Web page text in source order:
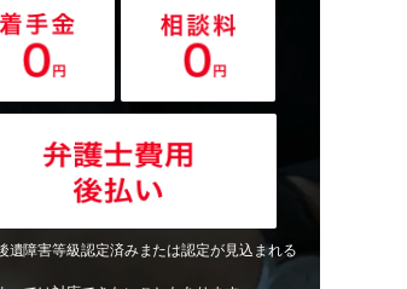
遺障害等級認定済みまたは認定が見込まれる